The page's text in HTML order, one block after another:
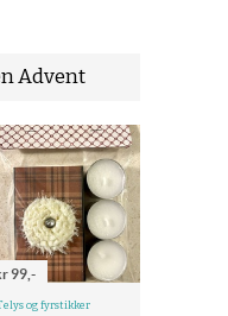
Advent
99,-
og fyrstikker